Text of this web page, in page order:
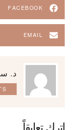
FACEBOOK
EMAIL
د.